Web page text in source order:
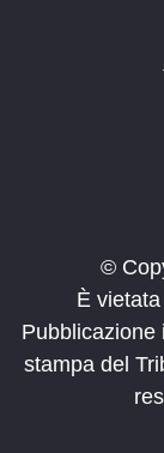
©
È
Pubblicazione
stampa del